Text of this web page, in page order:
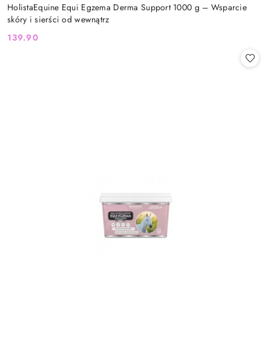
HolistaEquine Equi Egzema Derma Support 1000 g – Wsparcie
skóry i sierści od wewnątrz
Cena:
139.90